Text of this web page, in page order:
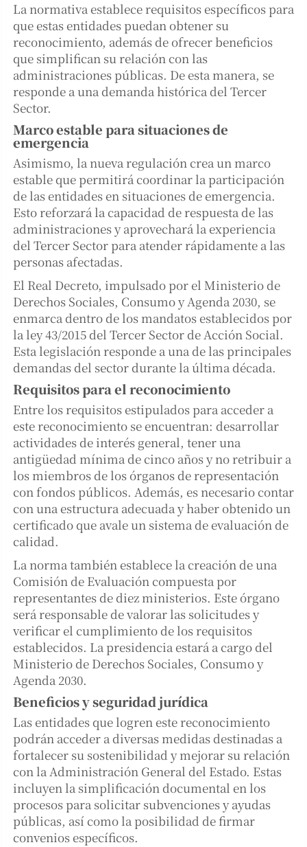
La normativa establece requisitos específicos para
que estas entidades puedan obtener su
reconocimiento, además de ofrecer beneficios
que simplifican su relación con las
administraciones públicas. De esta manera, se
responde a una demanda histórica del Tercer
Sector.
Marco estable para situaciones de
emergencia
Asimismo, la nueva regulación crea un marco
estable que permitirá coordinar la participación
de las entidades en situaciones de emergencia.
Esto reforzará la capacidad de respuesta de las
administraciones y aprovechará la experiencia
del Tercer Sector para atender rápidamente a las
personas afectadas.
El Real Decreto, impulsado por el Ministerio de
Derechos Sociales, Consumo y Agenda 2030, se
enmarca dentro de los mandatos establecidos por
la ley 43/2015 del Tercer Sector de Acción Social.
Esta legislación responde a una de las principales
demandas del sector durante la última década.
Requisitos para el reconocimiento
Entre los requisitos estipulados para acceder a
este reconocimiento se encuentran: desarrollar
actividades de interés general, tener una
antigüedad mínima de cinco años y no retribuir a
los miembros de los órganos de representación
con fondos públicos. Además, es necesario contar
con una estructura adecuada y haber obtenido un
certificado que avale un sistema de evaluación de
calidad.
La norma también establece la creación de una
Comisión de Evaluación compuesta por
representantes de diez ministerios. Este órgano
será responsable de valorar las solicitudes y
verificar el cumplimiento de los requisitos
establecidos. La presidencia estará a cargo del
Ministerio de Derechos Sociales, Consumo y
Agenda 2030.
Beneficios y seguridad jurídica
Las entidades que logren este reconocimiento
podrán acceder a diversas medidas destinadas a
fortalecer su sostenibilidad y mejorar su relación
con la Administración General del Estado. Estas
incluyen la simplificación documental en los
procesos para solicitar subvenciones y ayudas
públicas, así como la posibilidad de firmar
convenios específicos.